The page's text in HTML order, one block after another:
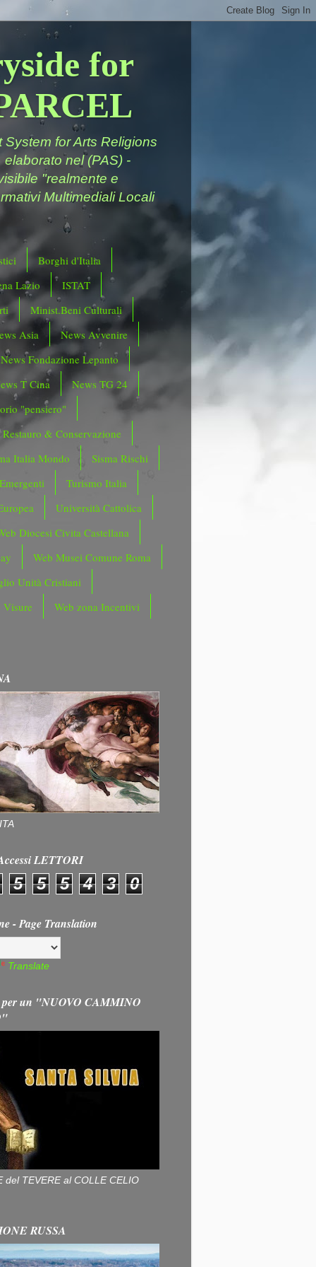
for
for Arts Religions
nel (PAS) -
"realmente e
Multimediali Locali
Borghi d'Italia
Lazio
ISTAT
Minist.Beni Culturali
Asia
News Avvenire
News Fondazione Lepanto
T Cina
News TG 24
"pensiero"
Restauro & Conservazione
Italia Mondo
Sisma Rischi
Turismo Italia
Università Cattolica
Diocesi Civita Castellana
Web Musei Comune Roma
Unità Cristiani
Visure
Web zona Incentivi
LETTORI
5 5 5 4 3 0
- Page Translation
Translate
per un "NUOVO CAMMINO
del TEVERE al COLLE CELIO
RUSSA